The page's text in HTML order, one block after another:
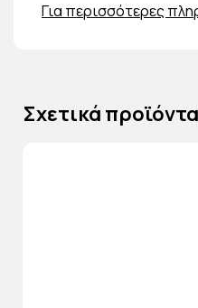
Για περισσότερες
Σχετικά προϊόντα